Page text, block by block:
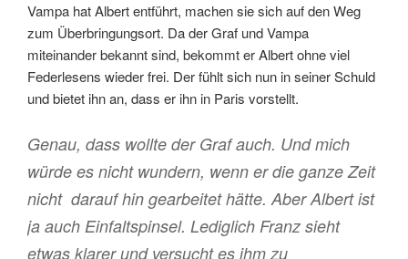
Vampa hat Albert entführt, machen sie sich auf den Weg
zum Überbringungsort. Da der Graf und Vampa
miteinander bekannt sind, bekommt er Albert ohne viel
Federlesens wieder frei. Der fühlt sich nun in seiner Schuld
und bietet ihn an, dass er ihn in Paris vorstellt.
Genau, dass wollte der Graf auch. Und mich
würde es nicht wundern, wenn er die ganze Zeit
nicht darauf hin gearbeitet hätte. Aber Albert ist
ja auch Einfaltspinsel. Lediglich Franz sieht
etwas klarer und versucht es ihm zu